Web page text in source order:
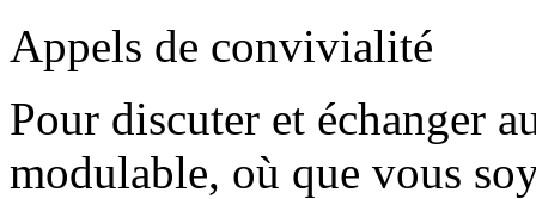
Appels de convivialité
Pour discuter et échanger
modulable, où que vous